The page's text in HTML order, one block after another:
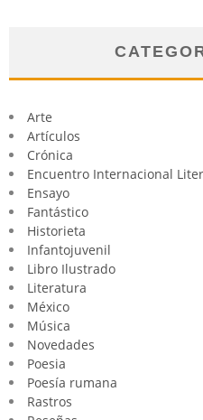
Arte
Artículos
Crónica
Encuentro Internacional
Ensayo
Fantástico
Historieta
Infantojuvenil
Libro Ilustrado
Literatura
México
Música
Novedades
Poesia
Poesía rumana
Rastros